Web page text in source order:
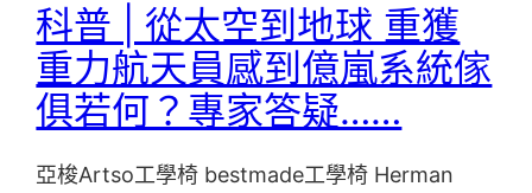
科普 | 從太空到地球 重獲
重力航天員感到億嵐系統傢
俱若何？專家答疑……
亞梭Artso工學椅 bestmade工學椅 Herman